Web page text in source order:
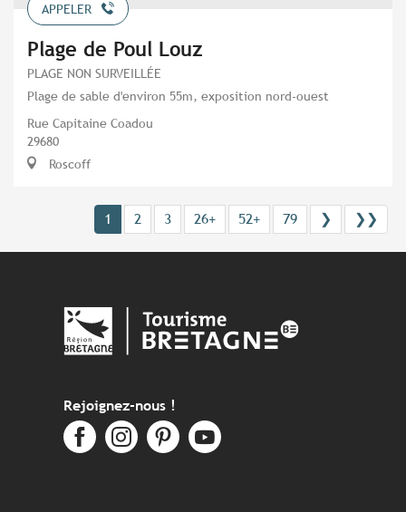
APPELER
Plage de Poul Louz
PLAGE NON SURVEILLÉE
Plage de sable d'environ 55m, exposition nord-ouest
Rue Capitaine Coadou
29680
Roscoff
1 2 3 26+ 52+ 79 ❯ ❯❯
Rejoignez-nous !